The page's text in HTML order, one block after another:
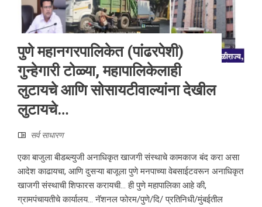
पुणे महानगरपालिकेत (पांढरपेशी)
गुन्हेगारी टोळ्या, महापालिकेलाही
लुटायचे आणि सोसायटीवाल्यांना देखील
लुटायचे…
सर्व साधारण
एका बाजुला बीडब्ल्युजी अनाधिकृत खाजगी संस्थाचे कामकाज बंद करा असा
आदेश काढायचा, आणि दुसऱ्या बाजूला पुणे मनपाच्या वेबसाईटवरून अनाधिकृत
खाजगी संस्थाची शिफारस करायची… ही पुणे महापालिका आहे की,
ग्रामपंचायतीचे कार्यालय… नॅशनल फोरम/पुणे/दि/ प्रतिनिधी/मुंबईतील